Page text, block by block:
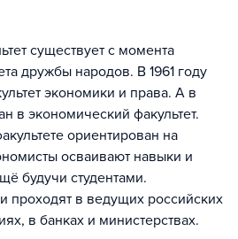
существует с момента
дружбы народов. В 1961 году
экономики и права. А в
в экономический факультет.
ориентирован на
осваивают навыки и
будучи студентами.
проходят в ведущих российских
в банках и министерствах.